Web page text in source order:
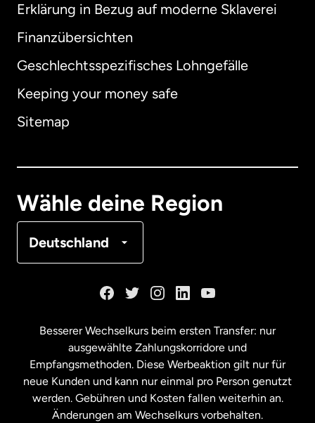
Erklärung in Bezug auf moderne Sklaverei
Finanzübersichten
Geschlechtsspezifisches Lohngefälle
Keeping your money safe
Sitemap
Wähle deine Region
Deutschland
International English
Australien
Malaysia
Neuseeland
Besserer Wechselkurs beim ersten Transfer: nur
ausgewählte Zahlungskorridore und
Empfangsmethoden. Diese Werbeaktion gilt nur für
neue Kunden und kann nur einmal pro Person genutzt
werden. Gebühren und Kosten fallen weiterhin an.
Änderungen am Wechselkurs vorbehalten.